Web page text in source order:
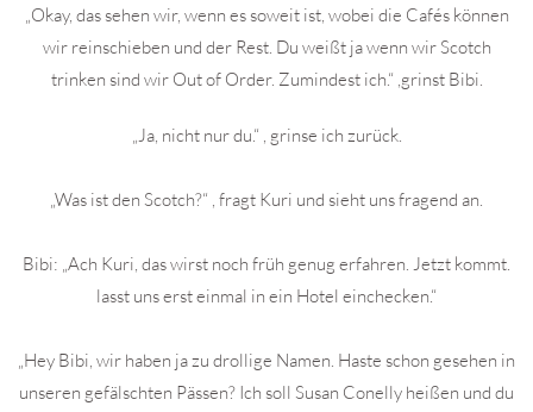
„Okay, das sehen wir, wenn es soweit ist, wobei die Cafés können
wir reinschieben und der Rest. Du weißt ja wenn wir Scotch
trinken sind wir Out of Order. Zumindest ich.“ ,grinst Bibi.
„Ja, nicht nur du.“ , grinse ich zurück.
„Was ist den Scotch?“ , fragt Kuri und sieht uns fragend an.
Bibi: „Ach Kuri, das wirst noch früh genug erfahren. Jetzt kommt.
lasst uns erst einmal in ein Hotel einchecken.“
„Hey Bibi, wir haben ja zu drollige Namen. Haste schon gesehen in
unseren gefälschten Pässen? Ich soll Susan Conelly heißen und du